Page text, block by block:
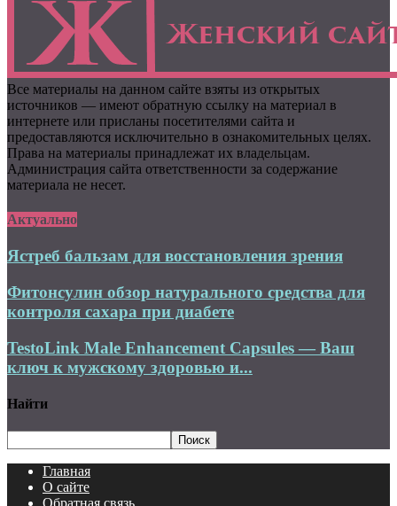
Все материалы на данном сайте взяты из открытых
источников — имеют обратную ссылку на материал в
интернете или присланы посетителями сайта и
предоставляются исключительно в ознакомительных целях.
Права на материалы принадлежат их владельцам.
Администрация сайта ответственности за содержание
материала не несет.
Актуально
Ястреб бальзам для восстановления зрения
Фитонсулин обзор натурального средства для
контроля сахара при диабете
TestoLink Male Enhancement Capsules — Ваш
ключ к мужскому здоровью и...
Найти
Главная
О сайте